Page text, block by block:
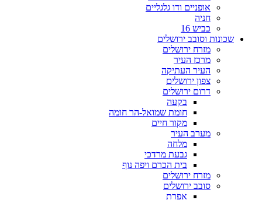
אופניים ודו גלגליים
חניה
כביש 16
שכונות וסובב ירושלים
מזרח ירושלים
מרכז העיר
העיר העתיקה
צפון ירושלים
דרום ירושלים
בקעה
חומת שמואל-הר חומה
מקור חיים
מערב העיר
מלחה
גבעת מרדכי
בית הכרם ויפה נוף
מזרח ירושלים
סובב ירושלים
אפרת